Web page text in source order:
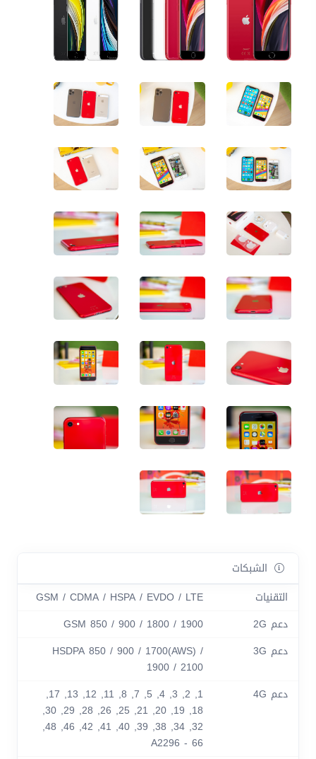
الشبكات
التقنيات
GSM / CDMA / HSPA / EVDO / LTE
دعم 2G
GSM 850 / 900 / 1800 / 1900
دعم 3G
HSDPA 850 / 900 / 1700(AWS) /
1900 / 2100
دعم 4G
1, 2, 3, 4, 5, 7, 8, 11, 12, 13, 17,
18, 19, 20, 21, 25, 26, 28, 29, 30,
32, 34, 38, 39, 40, 41, 42, 46, 48,
66 - A2296